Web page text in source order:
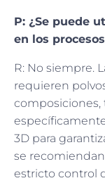
P: ¿Se puede
en los
R: No siempre.
requieren
composiciones,
3D para
se
estricto control